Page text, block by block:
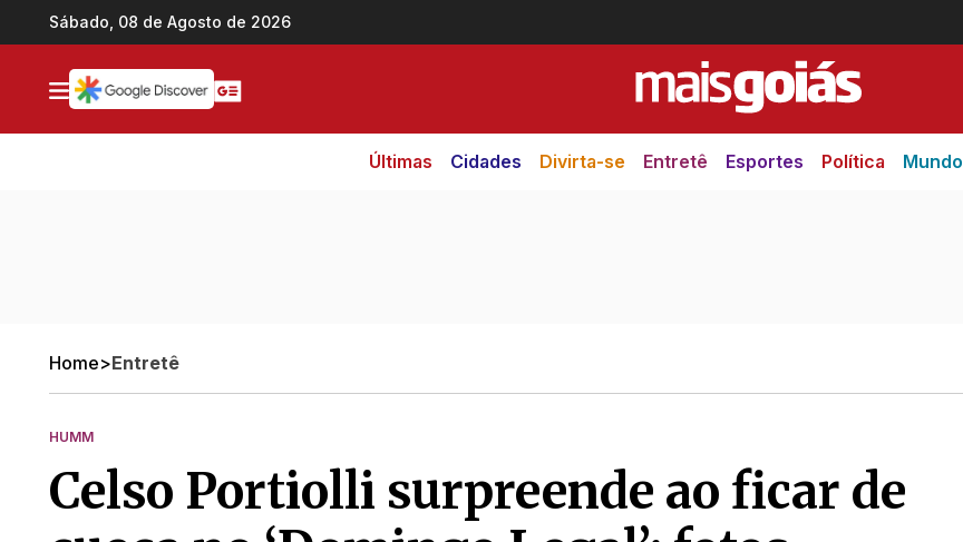
Ir direto pro conteúdo
Sábado, 08 de Agosto de 2026
Últimas Cidades Divirta-se Entretê Esportes Política Mundo
Home>Entretê
HUMM
Celso Portiolli surpreende ao ficar de